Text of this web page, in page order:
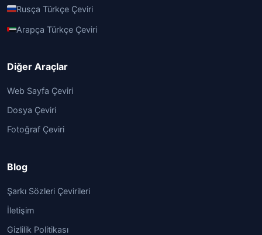
Rusça Türkçe Çeviri
Arapça Türkçe Çeviri
Diğer Araçlar
Web Sayfa Çeviri
Dosya Çeviri
Fotoğraf Çeviri
Blog
Şarkı Sözleri Çevirileri
İletişim
Gizlilik Politikası